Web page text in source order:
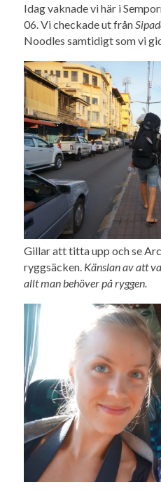
Idag vaknade vi här i
06. Vi checkade ut från
Noodles samtidigt som vi
Gillar att titta upp och se
ryggsäcken. Känslan av att
allt man behöver på ryggen.